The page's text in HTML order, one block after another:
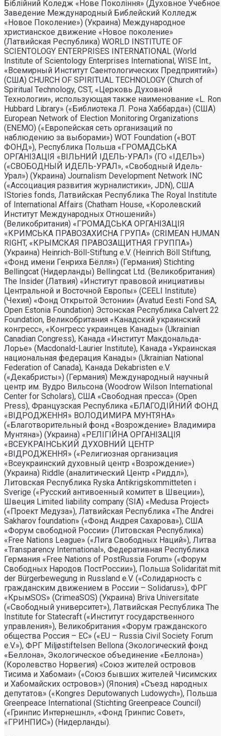
Біблійний Коледж «Нове Покоління» (Духовное Учебное
Заведение Международный Библейский Колледж
«Новое Поколение») (Украина) Международное
христианское движение «Новое поколение»
(Латвийская Республика) WORLD INSTITUTE OF
SCIENTOLOGY ENTERPRISES INTERNATIONAL (World
Institute of Scientology Enterprises International, WISE Int.,
«Всемирный Институт Саентологических Предприятий»)
(США) CHURCH OF SPIRITUAL TECHNOLOGY (Church of
Spiritual Technology, CST, «Церковь Духовной
Технологии», использующая также наименование «L. Ron
Hubbard Library» («Библиотека Л. Рона Хаббарда») (США)
European Network of Election Monitoring Organizations
(ENEMO) («Европейская сеть организаций по
наблюдению за выборами») WOT Foundation («ВОТ
ФОНД»), Республика Польша «ГРОМАДСЬКА
ОРГАНI3АЦIЯ «ВIЛЬНИЙ IДЕЛЬ-УРАЛ» (ГО «IДЕЛЬ»)
(«СВОБОДНЫЙ ИДЕЛЬ-УРАЛ», «Свободный Идель-
Урал») (Украина) Journalism Development Network INC
(«Ассоциация развития журналистики», JDN), США
IStories fonds, Латвийская Республика The Royal Institute
of International Affairs (Chatham House, «Королевский
Институт Международных Отношений»)
(Великобритания) «ГРОМАДСЬКА ОРГАНIЗАЦIЯ
«КРИМСЬКА ПРАВОЗАХИСНА ГРУПА» (CRIMEAN HUMAN
RIGHT, «КРЫМСКАЯ ПРАВОЗАЩИТНАЯ ГРУППА»)
(Украина) Heinrich-Böll-Stiftung e.V. (Heinrich Böll Stiftung,
«Фонд имени Генриха Бёлля») (Германия) Stichting
Bellingcat (Нидерланды) Bellingcat Ltd. (Великобритания)
The Insider (Латвия) «Институт правовой инициативы
Центральной и Восточной Европы» (CEELI Institute)
(Чехия) «Фонд Открытой Эстонии» (Avatud Eesti Fond SA,
Open Estonia Foundation) Эстонская Республика Calvert 22
Foundation, Великобритания «Канадский украинский
конгресс», «Конгресс украинцев Канады» (Ukrainian
Canadian Congress), Канада «Институт Макдональда-
Лорье» (Macdonald-Laurier Institute), Канада «Украинская
национальная федерация Канады» (Ukrainian National
Federation of Canada), Канада Dekabristen e.V.
(«Декабристы») (Германия) Международный научный
центр им. Вудро Вильсона (Woodrow Wilson International
Center for Scholars), США «Свободная пресса» (Open
Press), Французская Республика «БЛАГОДIЙНИЙ ФОНД
«ВIДРОДЖЕННЯ» ВОЛОДИМИРА МУНТЯНА»
(«Благотворительный фонд «Возрождение» Владимира
Мунтяна») (Украина) «РЕЛIГIЙНА ОРГАНIЗАЦIЯ
«ВСЕУКРАIНСЬКИЙ ДУХОВНИЙ ЦЕНТР
«ВIДРОДЖЕННЯ» («Религиозная организация
«Всеукраинский духовный центр «Возрождение»)
(Украина) Riddle (аналитический Центр «Риддл»),
Литовская Республика Ryska Antikrigskommitteten i
Sverige («Русский антивоенный комитет в Швеции»),
Швеция Limited liability company (SIA) «Medusa Project»
(«Проект Медуза»), Латвийская Республика «The Andrei
Sakharov foundation» («Фонд Андрея Сахарова»), США
«Форум свободной России» (Литовская Республика)
«Free Nations League» («Лига Свободных Наций»), Литва
«Transparеncy International», Федеративная Республика
Германия «Free Nations of PostRussia Forum» («Форум
Свободных Народов ПостРоссии»), Польша Solidarität mit
der Bürgerbewegung in Russland e.V. («Солидарность с
гражданским движением в России – Solidarus»), ФРГ
«КрымSOS» (CrimeaSOS) (Украина) Briva Universitate
(«Свободный университет»), Латвийская Республика The
Institute for Statecraft («Институт государственного
управления»), Великобритания «Форум гражданского
общества Россия – ЕС» («EU – Russia Civil Society Forum
e.V.»), ФРГ Miljøstiftelsen Bellona (Экологический фонд
«Беллона», Экологическое объединение «Беллона»)
(Королевство Норвегия) «Союз жителей островов
Тисима и Хабомаи» («Союз бывших жителей Чисимских
и Хабомайских островов») (Япония) «Съезд народных
депутатов» («Kongres Deputowanych Ludowych»), Польша
Greenpeace International (Stichting Greenpeace Council)
(«Гринпис Интернешнл», «Фонд Гринпис Совет»,
«ГРИНПИС») (Нидерланды).